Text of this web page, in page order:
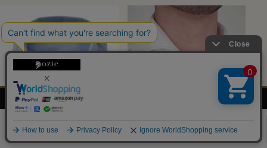
メンズ
シャツ
シャツの
基礎知識